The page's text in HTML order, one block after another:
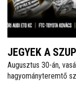
JEGYEK A
Augusztus 30-án,
hagyományteremtő